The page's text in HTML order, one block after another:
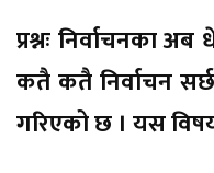
प्रश्नः निर्वाचनका
कतै कतै निर्वाचन
गरिएको छ । यस